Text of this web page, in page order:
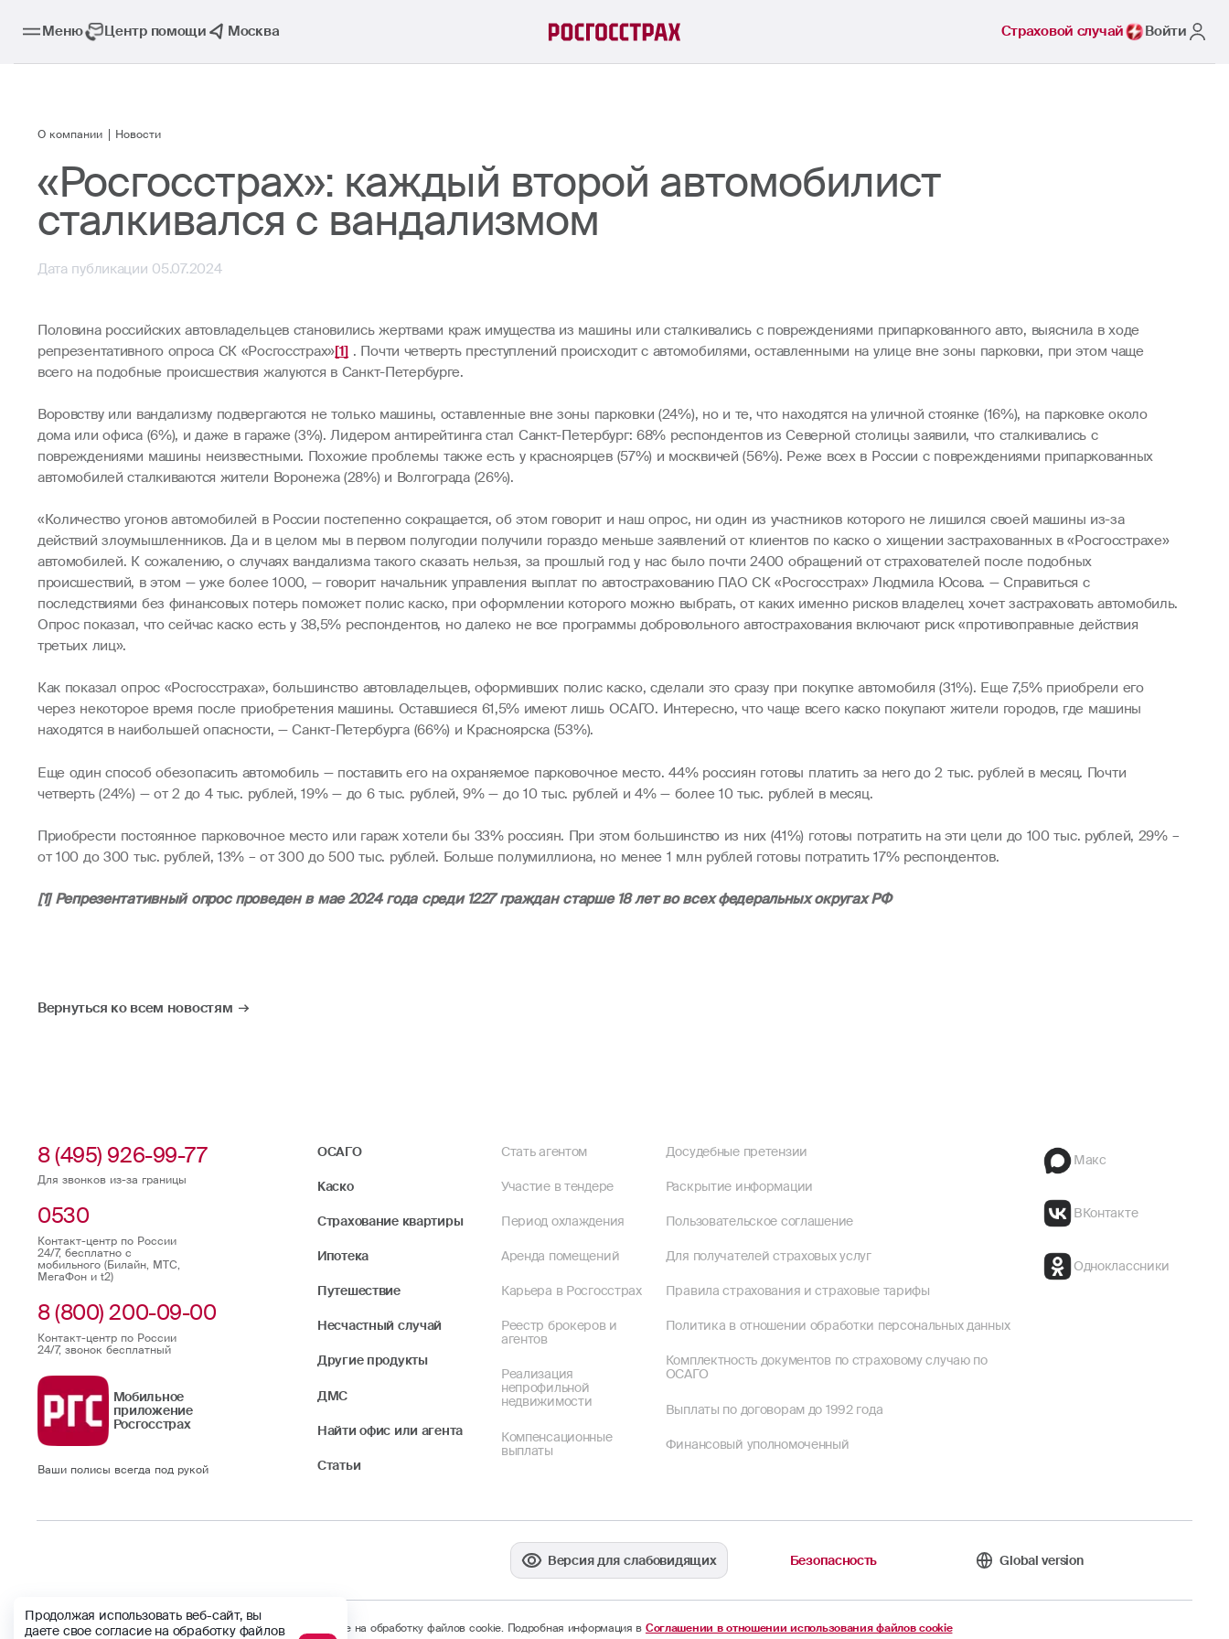
Меню Центр помощи Москва Страховой случай Войти
О компании Новости
«Росгосстрах»: каждый второй автомобилист
сталкивался с вандализмом
Дата публикации 05.07.2024
Половина российских автовладельцев становились жертвами краж имущества из машины или сталкивались с повреждениями припаркованного авто, выяснила в ходе
репрезентативного опроса СК «Росгосстрах»[1] . Почти четверть преступлений происходит с автомобилями, оставленными на улице вне зоны парковки, при этом чаще
всего на подобные происшествия жалуются в Санкт-Петербурге.
Воровству или вандализму подвергаются не только машины, оставленные вне зоны парковки (24%), но и те, что находятся на уличной стоянке (16%), на парковке около
дома или офиса (6%), и даже в гараже (3%). Лидером антирейтинга стал Санкт-Петербург: 68% респондентов из Северной столицы заявили, что сталкивались с
повреждениями машины неизвестными. Похожие проблемы также есть у красноярцев (57%) и москвичей (56%). Реже всех в России с повреждениями припаркованных
автомобилей сталкиваются жители Воронежа (28%) и Волгограда (26%).
«Количество угонов автомобилей в России постепенно сокращается, об этом говорит и наш опрос, ни один из участников которого не лишился своей машины из-за
действий злоумышленников. Да и в целом мы в первом полугодии получили гораздо меньше заявлений от клиентов по каско о хищении застрахованных в «Росгосстрахе»
автомобилей. К сожалению, о случаях вандализма такого сказать нельзя, за прошлый год у нас было почти 2400 обращений от страхователей после подобных
происшествий, в этом — уже более 1000, — говорит начальник управления выплат по автострахованию ПАО СК «Росгосстрах» Людмила Юсова. — Справиться с
последствиями без финансовых потерь поможет полис каско, при оформлении которого можно выбрать, от каких именно рисков владелец хочет застраховать автомобиль.
Опрос показал, что сейчас каско есть у 38,5% респондентов, но далеко не все программы добровольного автострахования включают риск «противоправные действия
третьих лиц».
Как показал опрос «Росгосстраха», большинство автовладельцев, оформивших полис каско, сделали это сразу при покупке автомобиля (31%). Еще 7,5% приобрели его
через некоторое время после приобретения машины. Оставшиеся 61,5% имеют лишь ОСАГО. Интересно, что чаще всего каско покупают жители городов, где машины
находятся в наибольшей опасности, — Санкт-Петербурга (66%) и Красноярска (53%).
Еще один способ обезопасить автомобиль — поставить его на охраняемое парковочное место. 44% россиян готовы платить за него до 2 тыс. рублей в месяц. Почти
четверть (24%) — от 2 до 4 тыс. рублей, 19% — до 6 тыс. рублей, 9% — до 10 тыс. рублей и 4% — более 10 тыс. рублей в месяц.
Приобрести постоянное парковочное место или гараж хотели бы 33% россиян. При этом большинство из них (41%) готовы потратить на эти цели до 100 тыс. рублей, 29% –
от 100 до 300 тыс. рублей, 13% – от 300 до 500 тыс. рублей. Больше полумиллиона, но менее 1 млн рублей готовы потратить 17% респондентов.
[1] Репрезентативный опрос проведен в мае 2024 года среди 1227 граждан старше 18 лет во всех федеральных округах РФ
Вернуться ко всем новостям
8 (495) 926-99-77
Для звонков из-за границы
0530
Контакт-центр по России
24/7, бесплатно с
мобильного (Билайн, МТС,
МегаФон и t2)
8 (800) 200-09-00
Контакт-центр по России
24/7, звонок бесплатный
Мобильное
приложение
Росгосстрах
Ваши полисы всегда под рукой
ОСАГО
Каско
Страхование квартиры
Ипотека
Путешествие
Несчастный случай
Другие продукты
ДМС
Найти офис или агента
Статьи
Стать агентом
Участие в тендере
Период охлаждения
Аренда помещений
Карьера в Росгосстрах
Реестр брокеров и
агентов
Реализация
непрофильной
недвижимости
Компенсационные
выплаты
Досудебные претензии
Раскрытие информации
Пользовательское соглашение
Для получателей страховых услуг
Правила страхования и страховые тарифы
Политика в отношении обработки персональных данных
Комплектность документов по страховому случаю по
ОСАГО
Выплаты по договорам до 1992 года
Финансовый уполномоченный
Макс
ВКонтакте
Одноклассники
Версия для слабовидящих Безопасность Global version
Продолжая использовать веб-сайт, вы даете свое согласие на обработку файлов cookie. Подробная информация в Соглашении в отношении использования файлов cookie
Продолжая использовать веб-сайт, вы
даете свое согласие на обработку файлов